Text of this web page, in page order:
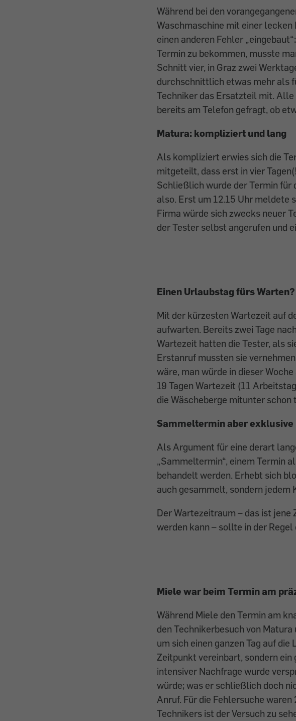
Während bei den
Waschmaschine mit einer lecken
einen anderen Fehler
Termin zu bekommen, musste
Schnitt vier, in Graz zwei
durchschnittlich etwas mehr als
Techniker das Ersatzteil mit.
bereits am Telefon gefragt, ob
Matura: kompliziert und lang
Als kompliziert erwies sich die
mitgeteilt, dass erst in vier
Schließlich wurde der Termin für
also. Erst um 12.15 Uhr meldete
Firma würde sich zwecks neuer
der Tester selbst angerufen und
Einen Urlaubstag fürs Warten?
Mit der kürzesten Wartezeit auf
aufwarten. Bereits zwei Tage
Wartezeit hatten die Tester, als
Erstanruf mussten sie
wäre, man würde in dieser
19 Tagen Wartezeit (11
die Wäscheberge mitunter
Sammeltermin aber exklusive
Als Argument für eine derart
„Sammeltermin“, einem Termin
behandelt werden. Erhebt sich
auch gesammelt, sondern jedem
Der Wartezeitraum – das ist
werden kann – sollte in der
Miele war beim Termin am
Während Miele den Termin am
den Technikerbesuch von
um sich einen ganzen Tag auf
Zeitpunkt vereinbart, sondern
intensiver Nachfrage wurde
würde; was er schließlich doch
Anruf. Für die Fehlersuche
Technikers ist der Versuch zu